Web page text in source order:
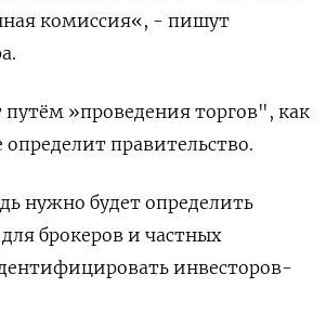
комиссия«, - пишут
путём »проведения торгов", как
правительство.
нужно будет определить
брокеров и частных
инвесторов-